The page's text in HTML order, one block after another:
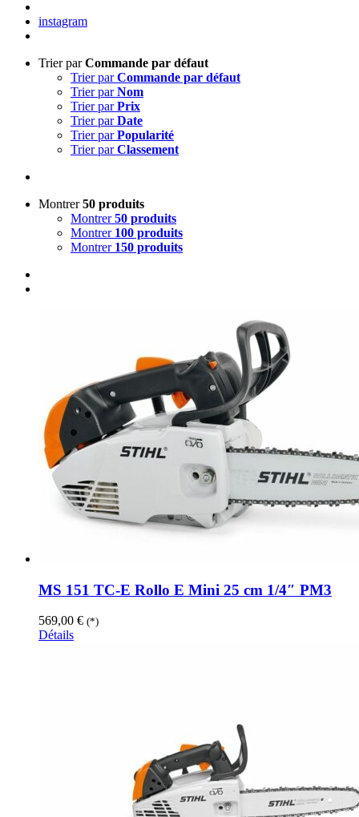
instagram
Trier parCommande par défaut
Trier parCommande par défaut
Trier parNom
Trier parPrix
Trier parDate
Trier parPopularité
Trier parClassement
Montrer50 produits
Montrer50 produits
Montrer 100 produits
Montrer 150 produits
MS 151 TC-E Rollo E Mini 25 cm 1/4″ PM3
569,00 € (*)
Détails